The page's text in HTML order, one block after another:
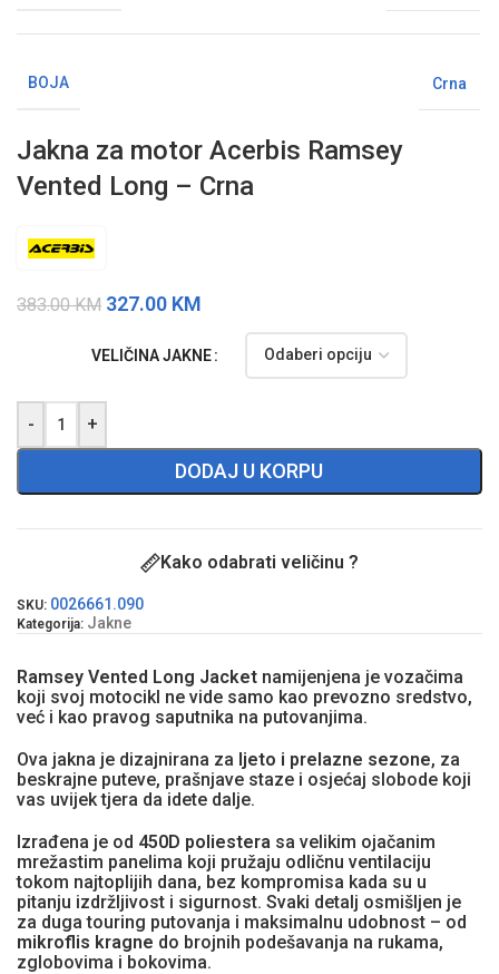
BOJA Crna
Jakna za motor Acerbis Ramsey
Vented Long – Crna
383.00KM 327.00 KM
VELIČINA JAKNE
- +
DODAJ U KORPU
Kako odabrati veličinu ?
SKU: 0026661.090
Kategorija: Jakne
Ramsey Vented Long Jacket namijenjena je vozačima
koji svoj motocikl ne vide samo kao prevozno sredstvo,
već i kao pravog saputnika na putovanjima.
Ova jakna je dizajnirana za ljeto i prelazne sezone, za
beskrajne puteve, prašnjave staze i osjećaj slobode koji
vas uvijek tjera da idete dalje.
Izrađena je od 450D poliestera sa velikim ojačanim
mrežastim panelima koji pružaju odličnu ventilaciju
tokom najtoplijih dana, bez kompromisa kada su u
pitanju izdržljivost i sigurnost. Svaki detalj osmišljen je
za duga touring putovanja i maksimalnu udobnost – od
mikroflis kragne do brojnih podešavanja na rukama,
zglobovima i bokovima.